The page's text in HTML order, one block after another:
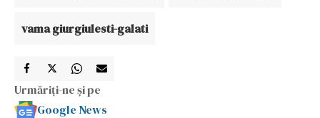
vama giurgiulesti-galati
Urmăriți-ne și pe
Google News